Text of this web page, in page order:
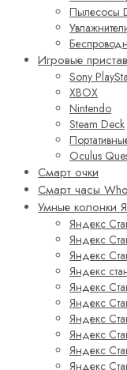
Пылесосы
Игровые
Sony
XBOX
Nintendo
Steam Deck
Oculus
Смарт очки
Смарт часы
Умные колонки
Яндекс
Яндекс
Яндекс
Яндекс
Яндекс
Яндекс
Яндекс
Яндекс
Яндекс
Яндекс